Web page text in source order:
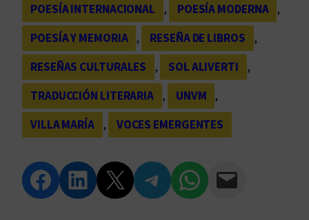
POESÍA INTERNACIONAL
, POESÍA MODERNA
,
POESÍA Y MEMORIA
, RESEÑA DE LIBROS
,
RESEÑAS CULTURALES
, SOL ALIVERTI
,
TRADUCCIÓN LITERARIA
, UNVM
,
VILLA MARÍA
, VOCES EMERGENTES
Compartir en Facebook Compartir en LinkedIn Compartir en Twitter Compartir en Telegram Compartir en WhatsApp Compartir vía Email